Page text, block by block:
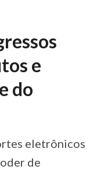
e
do
eletrônicos
de